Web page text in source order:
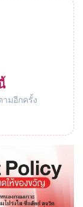
มอีกครั้ง